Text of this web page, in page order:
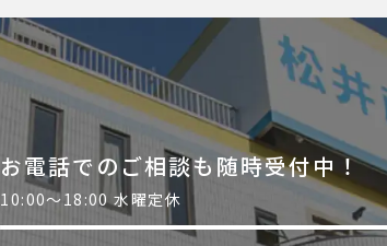
お電話でのご相談も随時受付中！
10:00～18:00 水曜定休